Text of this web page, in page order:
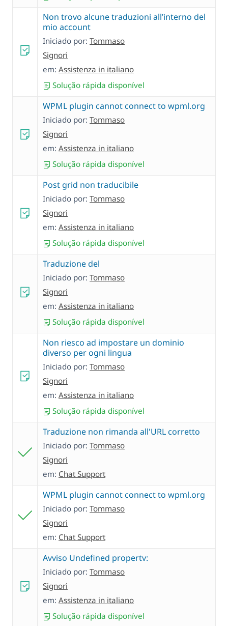
Non trovo alcune traduzioni all’interno del
mio account
Iniciado por: Tommaso
Signori
em: Assistenza in italiano
Solução rápida disponível
WPML plugin cannot connect to wpml.org
Iniciado por: Tommaso
Signori
em: Assistenza in italiano
Solução rápida disponível
Post grid non traducibile
Iniciado por: Tommaso
Signori
em: Assistenza in italiano
Solução rápida disponível
Traduzione del
Iniciado por: Tommaso
Signori
em: Assistenza in italiano
Solução rápida disponível
Non riesco ad impostare un dominio
diverso per ogni lingua
Iniciado por: Tommaso
Signori
em: Assistenza in italiano
Solução rápida disponível
Traduzione non rimanda all'URL corretto
Iniciado por: Tommaso
Signori
em: Chat Support
WPML plugin cannot connect to wpml.org
Iniciado por: Tommaso
Signori
em: Chat Support
Avviso Undefined propertv:
Iniciado por: Tommaso
Signori
em: Assistenza in italiano
Solução rápida disponível